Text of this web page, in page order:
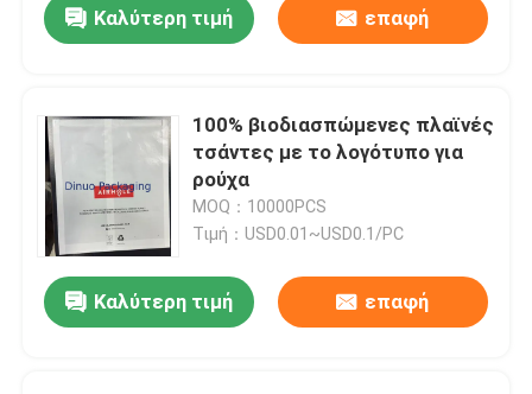
Καλύτερη τιμή επαφή
100% βιοδιασπώμενες πλαϊνές
τσάντες με το λογότυπο για
ρούχα
MOQ：10000PCS
Τιμή：USD0.01~USD0.1/PC
Καλύτερη τιμή επαφή